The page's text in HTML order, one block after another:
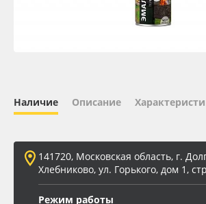
ПЭТ бэклит
Вспененный ПВХ
Наличие Описание
141720, Московская область, г.
Хлебниково, ул. Горького, дом 1,
Режим работы